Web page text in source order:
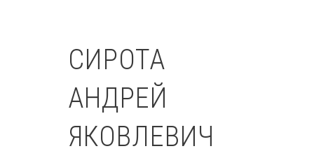
СИРОТА
АНДРЕЙ
ЯКОВЛЕВИЧ